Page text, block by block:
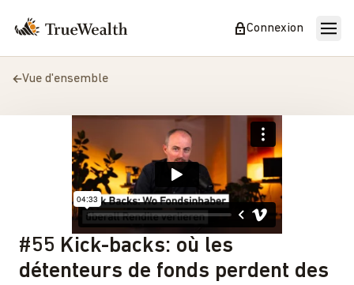
Connexion
Vue d'ensemble
#55 Kick-backs: où les
détenteurs de fonds perdent des